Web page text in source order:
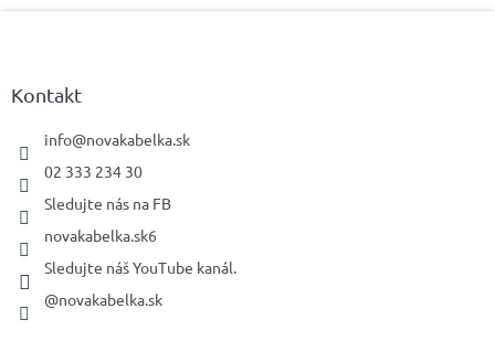
Kontakt
info@novakabelka.sk
02 333 234 30
Sledujte nás na FB
novakabelka.sk6
Sledujte náš YouTube kanál.
@novakabelka.sk